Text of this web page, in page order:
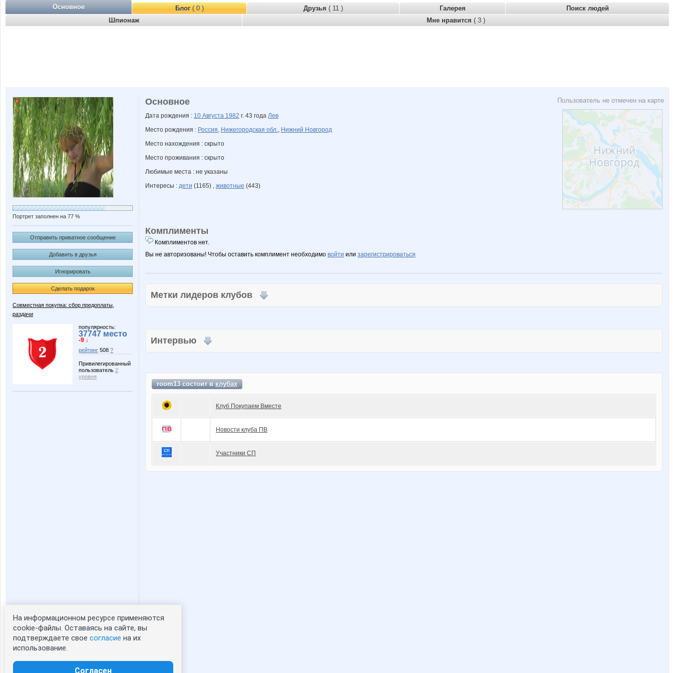
Основное Блог( 0 ) Друзья ( 11 ) Галерея
Поиск людей
Шпионаж
Мне нравится ( 3 )
Портрет заполнен на 77 %
Отправить приватное сообщение
Добавить в друзья
Игнорировать
Сделать подарок
Совместная покупка: сбор предоплаты,
раздачи
популярность:
37747 место
-9 ↓
рейтинг 508 ?
Привилегированный
пользователь 2
уровня
Статистика портрета:
сейчас просматривают портрет - 0
зарегистрированные пользователи
Пользователь не отмечен на карте
Основное
Дата рождения : 10 Августа 1982 г. 43 года Лев
Место рождения : Россия, Нижегородская обл., Нижний Новгород
Место нахождения : скрыто
Место проживания : скрыто
Любимые места : не указаны
Интересы : дети (1165) , животные (443)
Комплименты
Комплиментов нет.
Вы не авторизованы! Чтобы оставить комплимент необходимо войти или зарегистрироваться
Метки лидеров клубов
Интервью
room13 состоит вклубах
Клуб Покупаем Вместе
Новости клуба ПВ
Участники СП
На информационном ресурсе применяются
cookie-файлы. Оставаясь на сайте, вы
подтверждаете свое согласие на их
использование.
Согласен